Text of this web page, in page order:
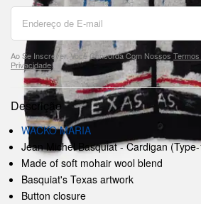
Ao Se Inscrever, Você Concorda Com Nossos
Privacidade.
Descrição
WACKO MARIA
Jean Michel Basquiat - Cardigan
Made of soft mohair wool blend
Basquiat's Texas artwork
Button closure